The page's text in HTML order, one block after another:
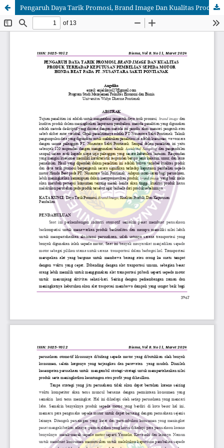
Pengaruh Daya Tarik Promosi, Brand Image Dan Kualitas Produk Terhadap Keputusan Pembelian Sepeda Motor Honda Beat Pada PT. Nusantara Sakti Pontianak